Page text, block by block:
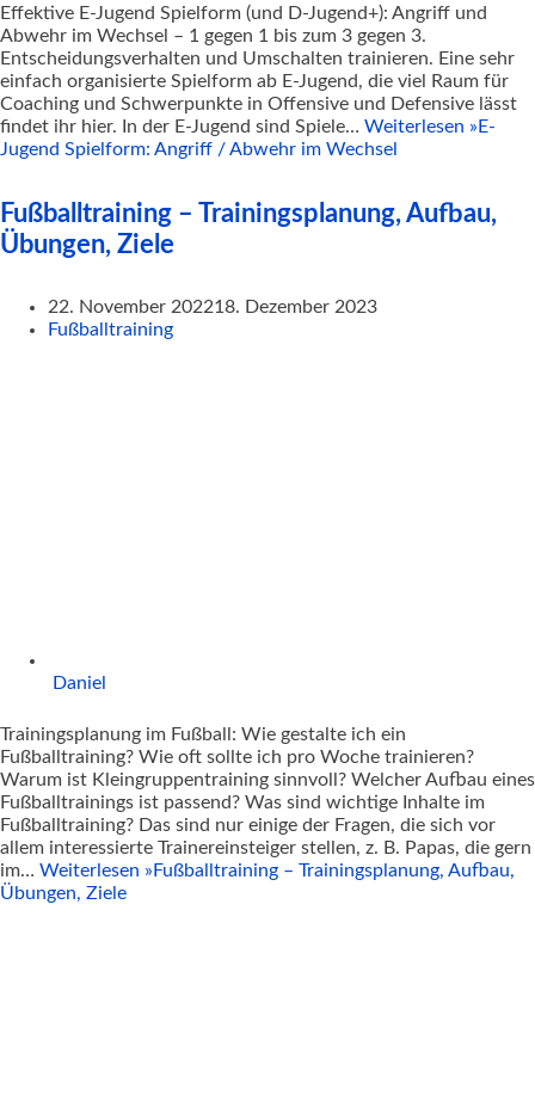
Effektive E-Jugend Spielform (und D-Jugend+): Angriff und
Abwehr im Wechsel – 1 gegen 1 bis zum 3 gegen 3.
Entscheidungsverhalten und Umschalten trainieren. Eine sehr
einfach organisierte Spielform ab E-Jugend, die viel Raum für
Coaching und Schwerpunkte in Offensive und Defensive lässt
findet ihr hier. In der E-Jugend sind Spiele… Weiterlesen » E-
Jugend Spielform: Angriff / Abwehr im Wechsel
Fußballtraining – Trainingsplanung, Aufbau,
Übungen, Ziele
22. November 202218. Dezember 2023
Fußballtraining
Daniel
Trainingsplanung im Fußball: Wie gestalte ich ein
Fußballtraining? Wie oft sollte ich pro Woche trainieren?
Warum ist Kleingruppentraining sinnvoll? Welcher Aufbau eines
Fußballtrainings ist passend? Was sind wichtige Inhalte im
Fußballtraining? Das sind nur einige der Fragen, die sich vor
allem interessierte Trainereinsteiger stellen, z. B. Papas, die gern
im… Weiterlesen » Fußballtraining – Trainingsplanung, Aufbau,
Übungen, Ziele